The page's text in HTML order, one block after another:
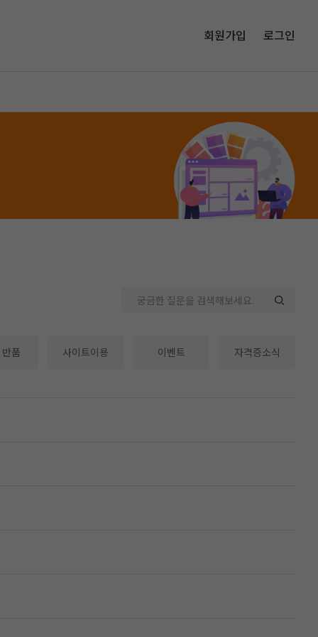
회원가입 로그인
품 사이트이용 이벤트 자격증소식